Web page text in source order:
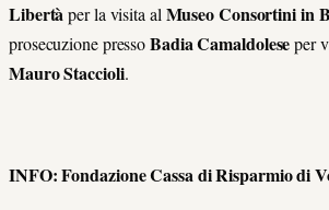
Libertàper la visita alMuseo Consortini in
prosecuzione pressoBadia Camaldoleseper
Mauro Staccioli.
INFO: Fondazione Cassa di Risparmio di